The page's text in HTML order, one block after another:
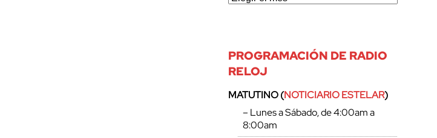
PROGRAMACIÓN DE RADIO
RELOJ
MATUTINO (NOTICIARIO ESTELAR)
– Lunes a Sábado, de 4:00am a
8:00am